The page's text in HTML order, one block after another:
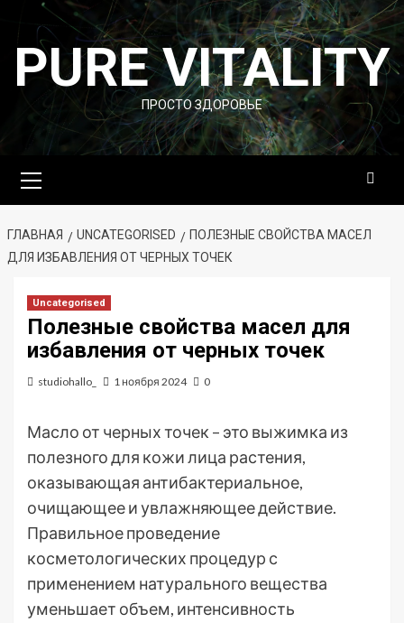
Перейти
содержимому
PURE VITALITY
ПРОСТО ЗДОРОВЬЕ
меню
ГЛАВНАЯ UNCATEGORISED
ПОЛЕЗНЫЕ СВОЙСТВА МАСЕЛ
ДЛЯ ИЗБАВЛЕНИЯ ОТ ЧЕРНЫХ ТОЧЕК
Uncategorised
Полезные свойства масел для
избавления от черных точек
studiohallo_ 1 ноября 2024 0
Масло от черных точек – это выжимка из
полезного для кожи лица растения,
оказывающая антибактериальное,
очищающее и увлажняющее действие.
Правильное проведение
косметологических процедур с
применением натурального вещества
уменьшает объем, интенсивность